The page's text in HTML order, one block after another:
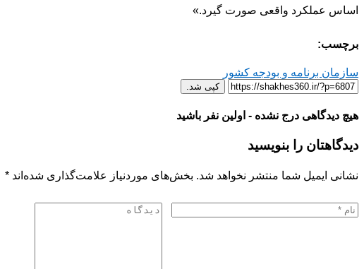
اساس عملکرد واقعی صورت گیرد.»
برچسب:
سازمان برنامه و بودجه کشور
کپی شد.
هیچ دیدگاهی درج نشده - اولین نفر باشید
دیدگاهتان را بنویسید
نشانی ایمیل شما منتشر نخواهد شد. بخش‌های موردنیاز علامت‌گذاری شده‌اند *